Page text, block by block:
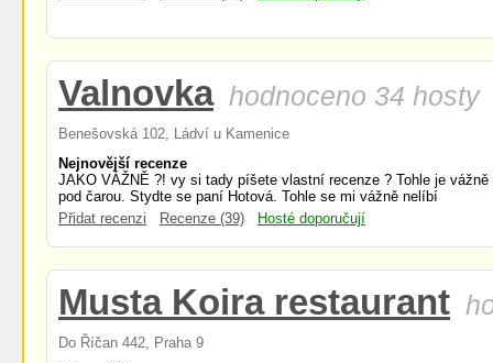
Valnovka hodnoceno 34 hosty
Benešovská 102, Ládví u Kamenice
Nejnovější recenze
JAKO VÁŽNĚ ?! vy si tady píšete vlastní recenze ? Tohle je vážně
pod čarou. Stydte se paní Hotová. Tohle se mi vážně nelíbí
Přidat recenzi
Recenze (39) Hosté doporučují
Musta Koira restaurant
Do Říčan 442, Praha 9